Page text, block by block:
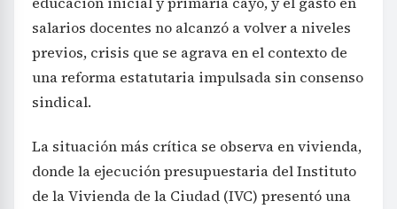
salarios docentes no alcanzó a volver a niveles
previos, crisis que se agrava en el contexto de
una reforma estatutaria impulsada sin consenso
sindical.
La situación más crítica se observa en vivienda,
donde la ejecución presupuestaria del Instituto
de la Vivienda de la Ciudad (IVC) presentó una